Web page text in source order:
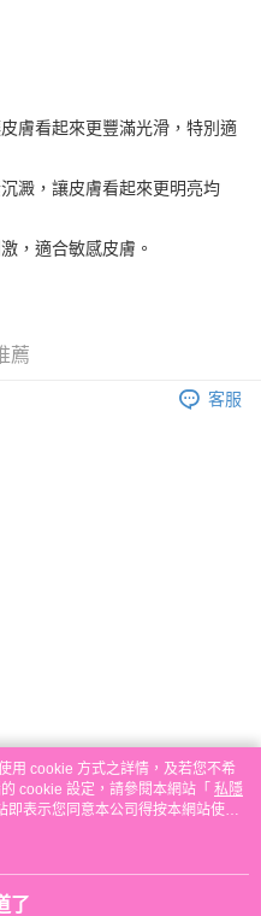
到有關存款，有關訂單將被取消。
免運費
膚看起來更豐滿光滑，特別適
澱，讓皮膚看起來更明亮均
，適合敏感皮膚。
薦
客服
用 cookie 方式之詳情，及若您不希
cookie 設定，請參閱本網站「 私隱
即表示您同意本公司得按本網站使用
了